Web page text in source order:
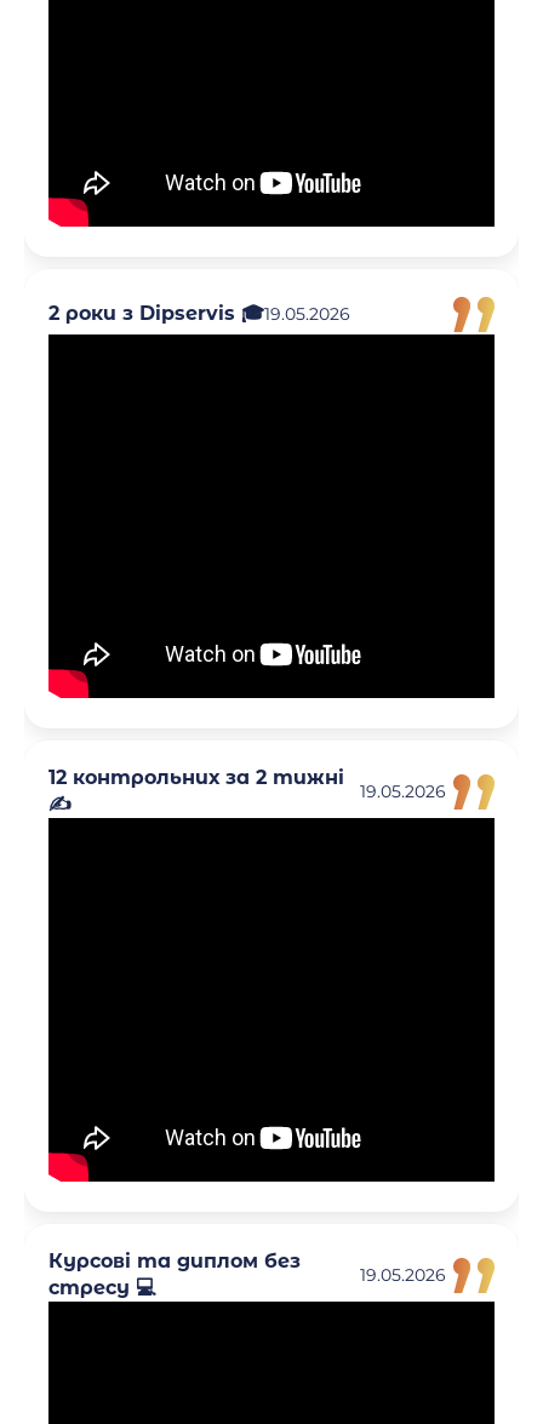
2 роки з Dipservis 🎓19.05.2026
12 контрольних за 2 тижні
✍️
19.05.2026
Курсові та диплом без
стресу 💻
19.05.2026